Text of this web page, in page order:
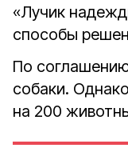
«Лучик
способы
По
собаки.
на 200